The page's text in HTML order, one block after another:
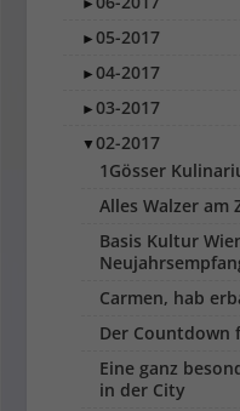
►05-2017
►04-2017
►03-2017
▼02-2017
1Gösser
Alles Walzer am
Basis Kultur
Carmen, hab
Der Countdown
Eine ganz
in der City